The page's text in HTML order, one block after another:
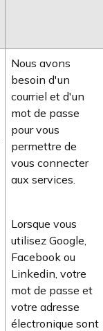
Nous avons
besoin d'un
courriel et d'un
mot de passe
pour vous
permettre de
vous connecter
aux services.
Lorsque vous
utilisez Google,
Facebook ou
Linkedin, votre
mot de passe et
votre adresse
électronique sont